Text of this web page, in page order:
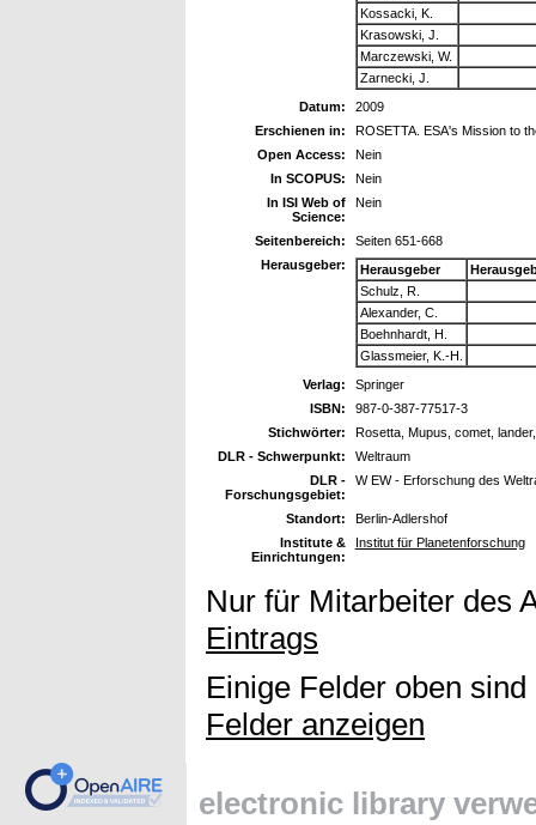
Kossacki, K.
Krasowski, J.
Marczewski, W.
Zarnecki, J.
Datum:
2009
Erschienen in:
ROSETTA. ESA's Mission to
Open Access:
Nein
In SCOPUS:
Nein
In ISI Web of
Science:
Nein
Seitenbereich:
Seiten 651-668
Herausgeber:
Herausgeber
Schulz, R.
Alexander, C.
Boehnhardt, H.
Glassmeier, K.-H.
Verlag:
Springer
ISBN:
987-0-387-77517-3
Stichwörter:
Rosetta, Mupus, comet,
DLR - Schwerpunkt:
Weltraum
DLR -
Forschungsgebiet:
W EW - Erforschung des
Standort:
Berlin-Adlershof
Institute &
Einrichtungen:
Institut für Planetenforschung
Nur für Mitarbeiter des
Eintrags
Einige Felder oben
Felder anzeigen
electronic library